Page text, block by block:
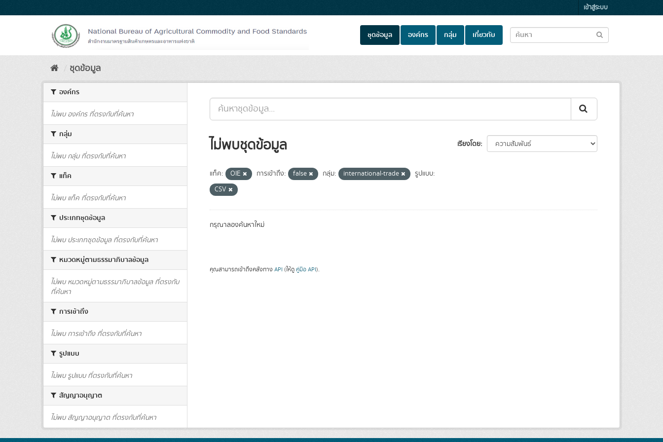
to
เข้าสู่ระบบ
ชุดข้อมูล องค์กร กลุ่ม เกี่ยวกับ
ชุดข้อมูล
องค์กร
ไม่พบ องค์กร ที่ตรงกับที่ค้นหา
กลุ่ม
ไม่พบ กลุ่ม ที่ตรงกับที่ค้นหา
แท็ค
ไม่พบ แท็ค ที่ตรงกับที่ค้นหา
ประเภทชุดข้อมูล
ไม่พบ ประเภทชุดข้อมูล ที่ตรงกับที่ค้นหา
หมวดหมู่ตามธรรมาภิบาลข้อมูล
ไม่พบ หมวดหมู่ตามธรรมาภิบาลข้อมูล ที่ตรงกับ
ที่ค้นหา
การเข้าถึง
ไม่พบ การเข้าถึง ที่ตรงกับที่ค้นหา
รูปแบบ
ไม่พบ รูปแบบ ที่ตรงกับที่ค้นหา
สัญญาอนุญาต
ไม่พบ สัญญาอนุญาต ที่ตรงกับที่ค้นหา
เรียงโดย
ไม่พบชุดข้อมูล
แท็ค: OIE การเข้าถึง: false กลุ่ม: international-trade
รูปแบบ:
CSV
กรุณาลองค้นหาใหม่
คุณสามารถเข้าถึงคลังทาง API (ให้ดู คู่มือ API).